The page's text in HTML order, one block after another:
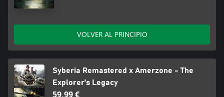
VOLVER AL PRINCIPIO
Syberia Remastered x Amerzone - The
Explorer's Legacy
59,99 €